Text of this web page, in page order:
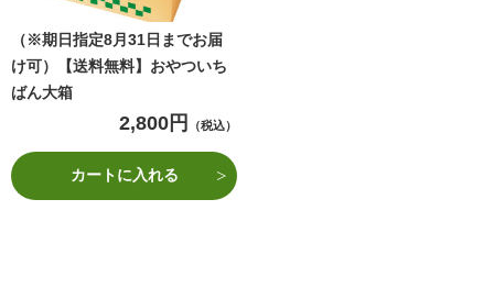
（※期日指定8月31日までお届
け可）【送料無料】おやついち
ばん大箱
2,800円 （税込）
カートに入れる